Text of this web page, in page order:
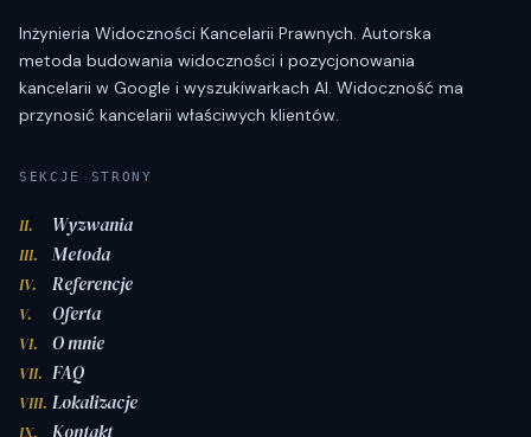
Inżynieria Widoczności Kancelarii Prawnych. Autorska
metoda budowania widoczności i pozycjonowania
kancelarii w Google i wyszukiwarkach AI. Widoczność ma
przynosić kancelarii właściwych klientów.
SEKCJE STRONY
II. Wyzwania
III. Metoda
IV. Referencje
V. Oferta
VI. O mnie
VII. FAQ
VIII. Lokalizacje
IX. Kontakt